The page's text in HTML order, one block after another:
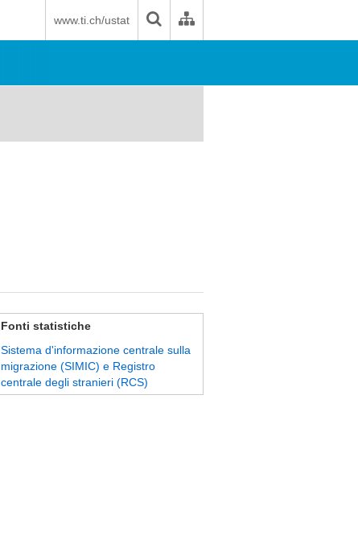
www.ti.ch/ustat
Fonti statistiche
Sistema d'informazione centrale sulla
migrazione (SIMIC) e Registro
centrale degli stranieri (RCS)